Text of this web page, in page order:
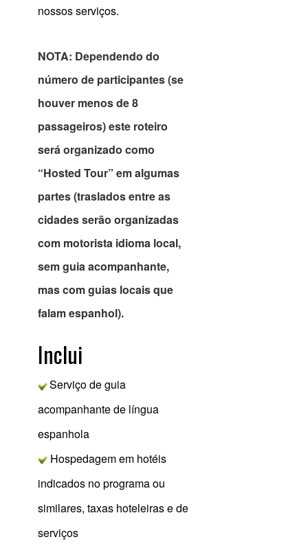
nossos serviços.
NOTA: Dependendo do
número de participantes (se
houver menos de 8
passageiros) este roteiro
será organizado como
“Hosted Tour” em algumas
partes (traslados entre as
cidades serão organizadas
com motorista idioma local,
sem guia acompanhante,
mas com guias locais que
falam espanhol).
Inclui
Serviço de guia
acompanhante de língua
espanhola
Hospedagem em hotéis
indicados no programa ou
similares, taxas hoteleiras e de
serviços